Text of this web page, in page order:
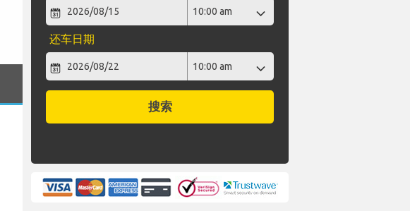
还车日期
搜索